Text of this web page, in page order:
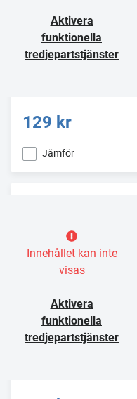
Aktivera
funktionella
tredjepartstjänster
129 kr
Jämför
Innehållet kan inte
visas
Aktivera
funktionella
tredjepartstjänster